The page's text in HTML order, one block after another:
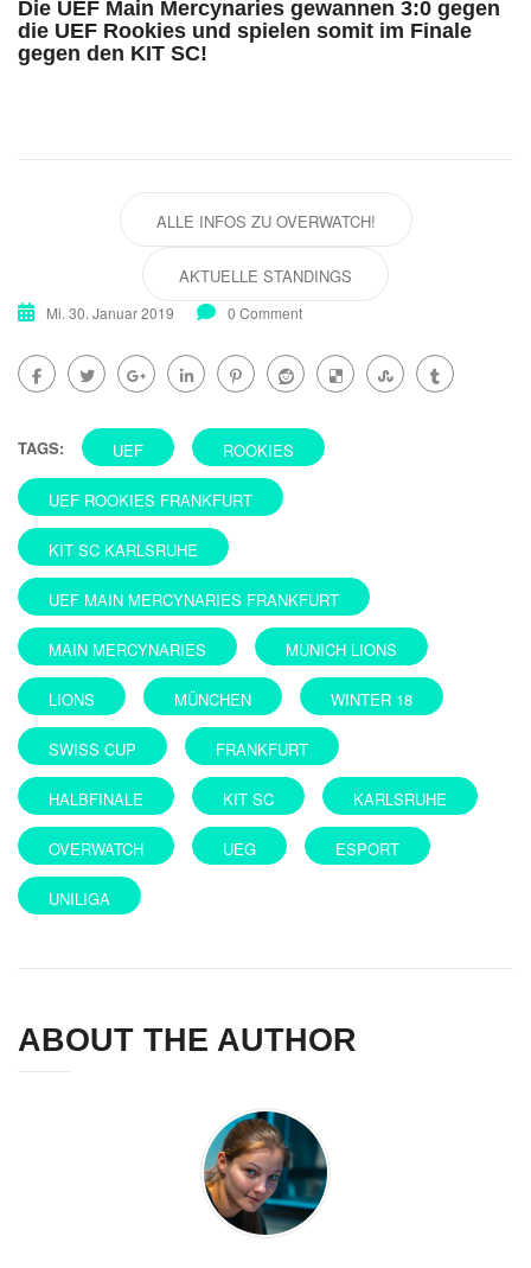
Die UEF Main Mercynaries gewannen 3:0 gegen
die UEF Rookies und spielen somit im Finale
gegen den KIT SC!
ALLE INFOS ZU OVERWATCH!
AKTUELLE STANDINGS
Mi. 30. Januar 2019 0 Comment
TAGS: UEF ROOKIES
UEF ROOKIES FRANKFURT
KIT SC KARLSRUHE
UEF MAIN MERCYNARIES FRANKFURT
MAIN MERCYNARIES MUNICH LIONS
LIONS MÜNCHEN WINTER 18
SWISS CUP FRANKFURT
HALBFINALE KIT SC KARLSRUHE
OVERWATCH UEG ESPORT
UNILIGA
ABOUT THE AUTHOR